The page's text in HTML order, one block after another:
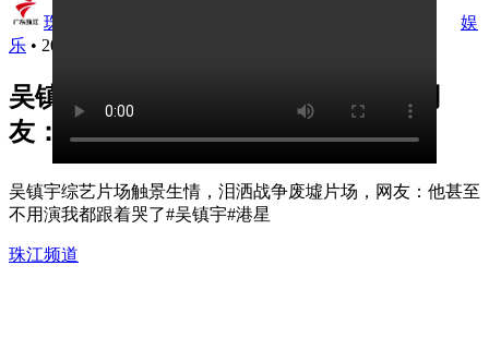
珠江视频
娱
乐 • 2025年5月18日 20:31
吴镇宇触景生情 泪洒战争废墟片场 网
友：他不用演我都跟着哭了
吴镇宇综艺片场触景生情，泪洒战争废墟片场，网友：他甚至
不用演我都跟着哭了#吴镇宇#港星
珠江频道